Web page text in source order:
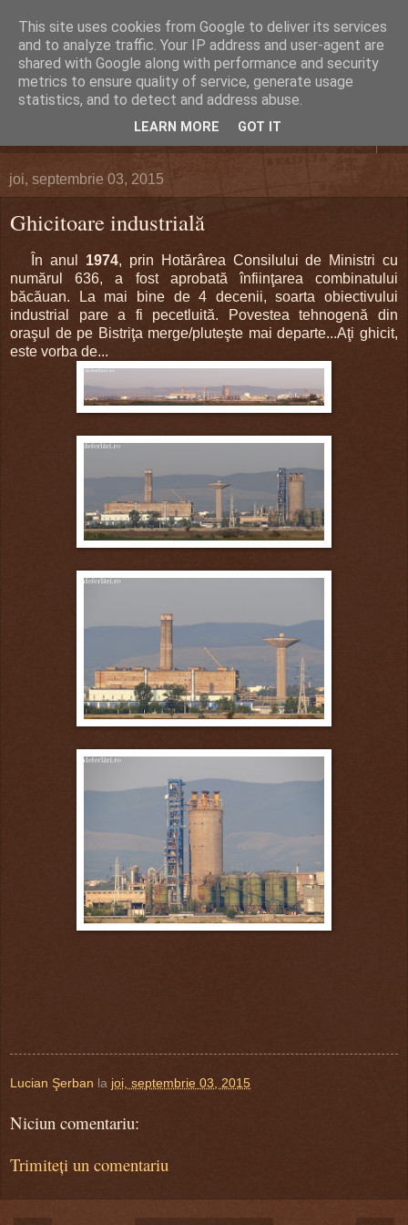
DEFERLĂRI
Despre şi pentru Bacău. Totul la obiect.
joi, septembrie 03, 2015
Ghicitoare industrială
În anul 1974, prin Hotărârea Consilului de Ministri cu
numărul 636, a fost aprobată înfiinţarea combinatului
băcăuan. La mai bine de 4 decenii, soarta obiectivului
industrial pare a fi pecetluită. Povestea tehnogenă din
oraşul de pe Bistriţa merge/pluteşte mai departe...Aţi ghicit,
este vorba de...
Lucian Şerban la joi, septembrie 03, 2015
Niciun comentariu:
Trimiteți un comentariu
This site uses cookies from Google to deliver its services
and to analyze traffic. Your IP address and user-agent are
shared with Google along with performance and security
metrics to ensure quality of service, generate usage
statistics, and to detect and address abuse.
LEARN MORE GOT IT